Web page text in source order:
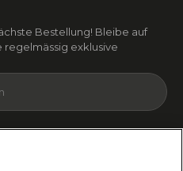
Bestellung! Bleibe auf
exklusive